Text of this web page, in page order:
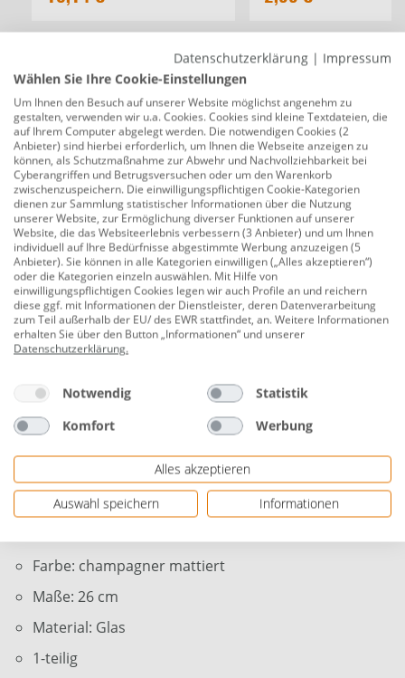
TrendLine Christbaumspitze aus Glas 26
cm champagner mattiert
Produktnummer:0660155223
Verleihen Sie Ihrem Weihnachtsbaum eine
bezaubernde Krönung mit der TrendLine
Christbaumspitze aus Glas. Diese elegante Spitze mit
einer Höhe von 26 cm in einem matten
Champagnerfarbton wird das Highlight Ihrer
Weihnachtsdekoration sein.
Diese handgefertigte Glas-Christbaumspitze ist die
perfekte Ergänzung für Ihren festlichen Baum. Ihr sanft
eine subtile Eleganz und sorgt für ein stilvolles
Weihnachtsambiente.
ästhetisch ansprechend, sondern auch langlebig, um
viele Weihnachtsfeste zu begleiten. Sie wird das
Kronjuwel Ihres Baumes sein und Ihre Festlichkeiten in
Farbe: champagner mattiert
Maße: 26 cm
Material: Glas
1-teilig
Datenschutzerklärung | Impressum
Wählen Sie Ihre Cookie-Einstellungen
Um Ihnen den Besuch auf unserer Website möglichst angenehm zu
gestalten, verwenden wir u.a. Cookies. Cookies sind kleine Textdateien, die
auf Ihrem Computer abgelegt werden. Die notwendigen Cookies (2
Anbieter) sind hierbei erforderlich, um Ihnen die Webseite anzeigen zu
können, als Schutzmaßnahme zur Abwehr und Nachvollziehbarkeit bei
Cyberangriffen und Betrugsversuchen oder um den Warenkorb
zwischenzuspeichern. Die einwilligungspflichtigen Cookie-Kategorien
dienen zur Sammlung statistischer Informationen über die Nutzung
unserer Website, zur Ermöglichung diverser Funktionen auf unserer
Website, die das Websiteerlebnis verbessern (3 Anbieter) und um Ihnen
individuell auf Ihre Bedürfnisse abgestimmte Werbung anzuzeigen (5
Anbieter). Sie können in alle Kategorien einwilligen („Alles akzeptieren“)
oder die Kategorien einzeln auswählen. Mit Hilfe von
einwilligungspflichtigen Cookies legen wir auch Profile an und reichern
diese ggf. mit Informationen der Dienstleister, deren Datenverarbeitung
zum Teil außerhalb der EU/ des EWR stattfindet, an. Weitere Informationen
erhalten Sie über den Button „Informationen“ und unserer
Datenschutzerklärung.
Notwendig
Statistik
Komfort
Werbung
Alles akzeptieren
Auswahl speichern
Informationen